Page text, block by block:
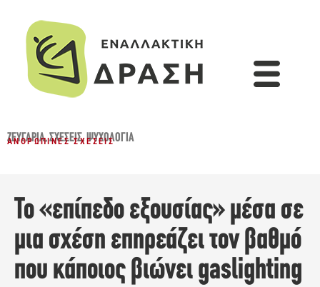
ΖΕΥΓΆΡΙΑ,ΣΧΈΣΕΙΣ,ΨΥΧΟΛΟΓΊΑ
ΑΝΘΡΏΠΙΝΕΣ ΣΧΈΣΕΙΣ
Το «επίπεδο εξουσίας» μέσα σε
μια σχέση επηρεάζει τον βαθμό
που κάποιος βιώνει gaslighting